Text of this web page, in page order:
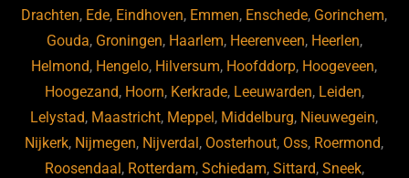
Drachten, Ede, Eindhoven, Emmen, Enschede, Gorinchem,
Gouda, Groningen, Haarlem, Heerenveen, Heerlen,
Helmond, Hengelo, Hilversum, Hoofddorp, Hoogeveen,
Hoogezand, Hoorn, Kerkrade, Leeuwarden, Leiden,
Lelystad, Maastricht, Meppel , Middelburg, Nieuwegein,
Nijkerk, Nijmegen, Nijverdal , Oosterhout, Oss, Roermond,
Roosendaal , Rotterdam, Schiedam, Sittard, Sneek,